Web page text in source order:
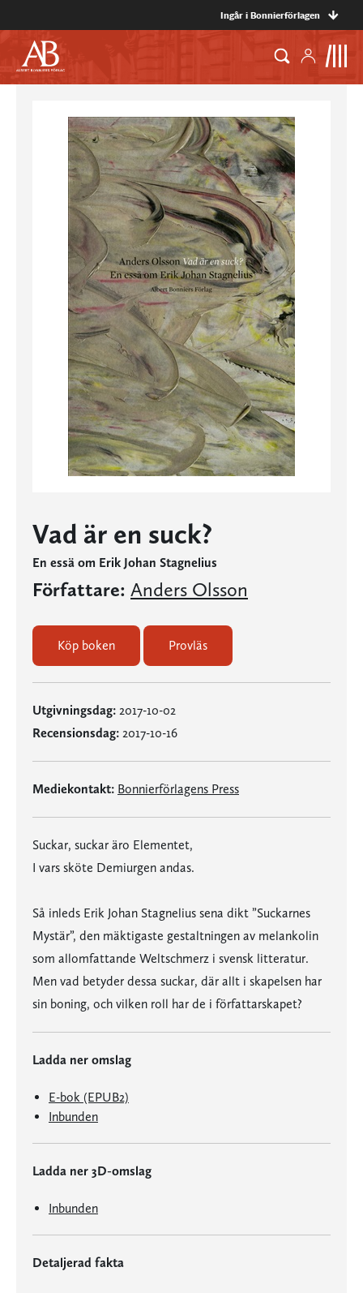
Ingår i Bonnierförlagen
Vad är en suck?
En essä om Erik Johan Stagnelius
Författare: Anders Olsson
Köp boken Provläs
Utgivningsdag: 2017-10-02
Recensionsdag: 2017-10-16
Mediekontakt: Bonnierförlagens Press
Suckar, suckar äro Elementet,
I vars sköte Demiurgen andas.
Så inleds Erik Johan Stagnelius sena dikt ”Suckarnes
Mystär”, den mäktigaste gestaltningen av melankolin
som allomfattande Weltschmerz i svensk litteratur.
Men vad betyder dessa suckar, där allt i skapelsen har
sin boning, och vilken roll har de i författarskapet?
Ladda ner omslag
E-bok (EPUB2)
Inbunden
Ladda ner 3D-omslag
Inbunden
Detaljerad fakta